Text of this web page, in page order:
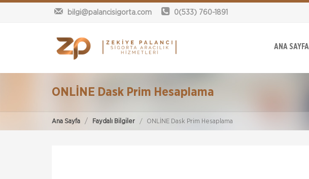
bilgi@palancisigorta.com 0(533) 760-1891
ANA SAYFA
ONLİNE Dask Prim Hesaplama
Ana Sayfa Faydalı Bilgiler ONLİNE Dask Prim Hesaplama